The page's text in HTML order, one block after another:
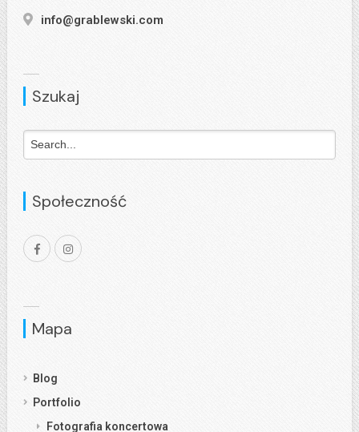
info@grablewski.com
Szukaj
Społeczność
Mapa
Blog
Portfolio
Fotografia koncertowa